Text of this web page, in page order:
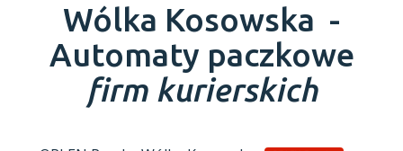
Wólka Kosowska -
Automaty paczkowe
firm kurierskich